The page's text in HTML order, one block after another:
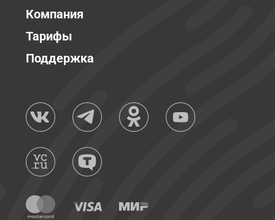
Компания
Тарифы
Поддержка